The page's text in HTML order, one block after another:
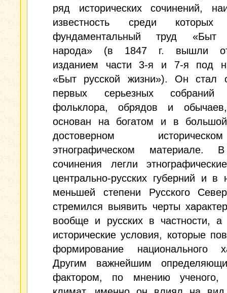
ряд исторических сочинений,
известность среди которых
фундаментальный труд «Быт
народа» (в 1847 г. вышли
изданием части 3-я и 7-я под
«Быт русской жизни»). Он стал
первых серьезных собраний
фольклора, обрядов и
основан на богатом и в
достоверном
этнографическом материале.
сочинения легли
центрально-русских губерний и в
меньшей степени Русского
стремился выявить черты
вообще и русских в частности, а
исторические условия, которые
формирование национального
Другим важнейшим
фактором, по мнению ученого,